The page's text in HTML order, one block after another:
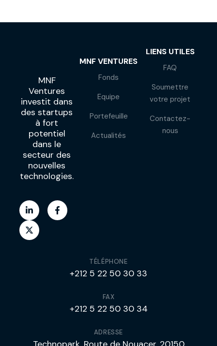
MNF
Ventures
investit dans
des startups
à fort
potentiel
dans le
secteur des
nouvelles
technologies.
MNF VENTURES
Fonds
Equipe
Portefeuille
Actualités
LIENS UTILES
FAQ
Soumettre
votre projet
Contactez-
nous
TÉLÉPHONE
+212 5 22 50 30 33
FAX
+212 5 22 50 30 34
ADRESSE